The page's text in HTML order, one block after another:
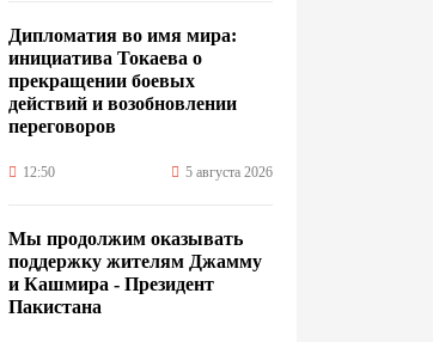
Дипломатия во имя мира:
инициатива Токаева о
прекращении боевых
действий и возобновлении
переговоров
12:50 5 августа 2026
Мы продолжим оказывать
поддержку жителям Джамму
и Кашмира - Президент
Пакистана